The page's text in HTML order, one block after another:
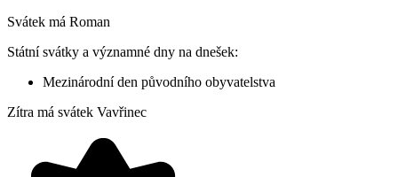
Svátek má Roman
Státní svátky a významné dny na dnešek:
Mezinárodní den původního obyvatelstva
Zítra má svátek Vavřinec